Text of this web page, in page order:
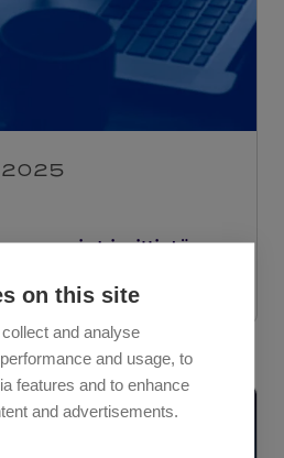
2025
inhimillistä
on this site
and analyse
and usage, to
features and to enhance
and advertisements.